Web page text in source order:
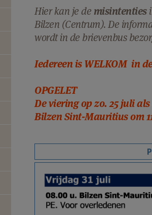
Hier kan je de misintenties
Bilzen (Centrum). De
wordt in de brievenbus
Iedereen is WELKOM in
OPGELET
De viering op zo. 25 juli
Bilzen Sint-Mauritius om